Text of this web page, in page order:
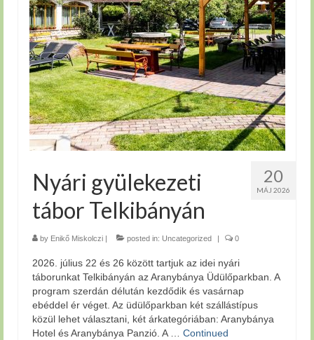
20
MÁJ 2026
Nyári gyülekezeti
tábor Telkibányán
by Enikő Miskolczi | posted in: Uncategorized | 0
2026. július 22 és 26 között tartjuk az idei nyári
táborunkat Telkibányán az Aranybánya Üdülőparkban. A
program szerdán délután kezdődik és vasárnap
ebéddel ér véget. Az üdülőparkban két szállástípus
közül lehet választani, két árkategóriában: Aranybánya
Hotel és Aranybánya Panzió. A … Continued